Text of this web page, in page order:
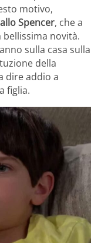
motivo,
allo Spencer, che a
bellissima novità.
sulla casa sulla
della
dire addio a
figlia.